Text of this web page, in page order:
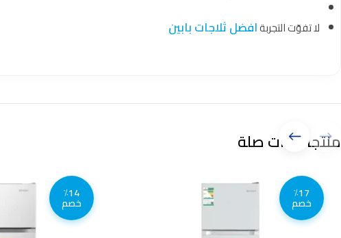
لا تفوّت التجربةافضل ثلاجات بابين
منتجات ذات صلة
٪17
خصم
٪14
خصم